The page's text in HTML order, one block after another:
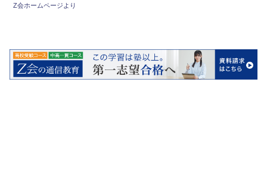
Z会ホームページより